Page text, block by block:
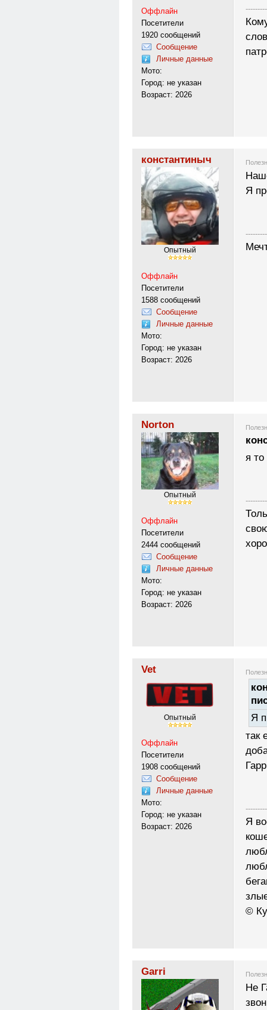
Оффлайн
Посетители
1920 сообщений
Сообщение
Личные данные
Мото:
Город: не указан
Возраст: 2026
константиныч
Опытный
Оффлайн
Посетители
1588 сообщений
Сообщение
Личные данные
Мото:
Город: не указан
Возраст: 2026
Я
Norton
Опытный
Оффлайн
Посетители
2444 сообщений
Сообщение
Личные данные
Мото:
Город: не указан
Возраст: 2026
я
Vet
Опытный
Оффлайн
Посетители
1908 сообщений
Сообщение
Личные данные
Мото:
Город: не указан
Возраст: 2026
Я
так
Я
©
Garri
Не